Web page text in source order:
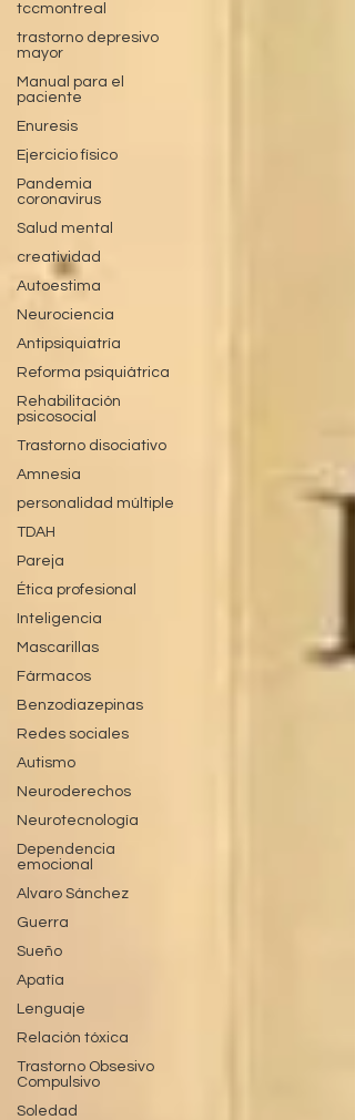
tccmontreal
trastorno depresivo
mayor
Manual para el
paciente
Enuresis
Ejercicio físico
Pandemia
coronavirus
Salud mental
creatividad
Autoestima
Neurociencia
Antipsiquiatría
Reforma psiquiátrica
Rehabilitación
psicosocial
Trastorno disociativo
Amnesia
personalidad múltiple
TDAH
Pareja
Ética profesional
Inteligencia
Mascarillas
Fármacos
Benzodiazepinas
Redes sociales
Autismo
Neuroderechos
Neurotecnología
Dependencia
emocional
Alvaro Sánchez
Guerra
Sueño
Apatía
Lenguaje
Relación tóxica
Trastorno Obsesivo
Compulsivo
Soledad